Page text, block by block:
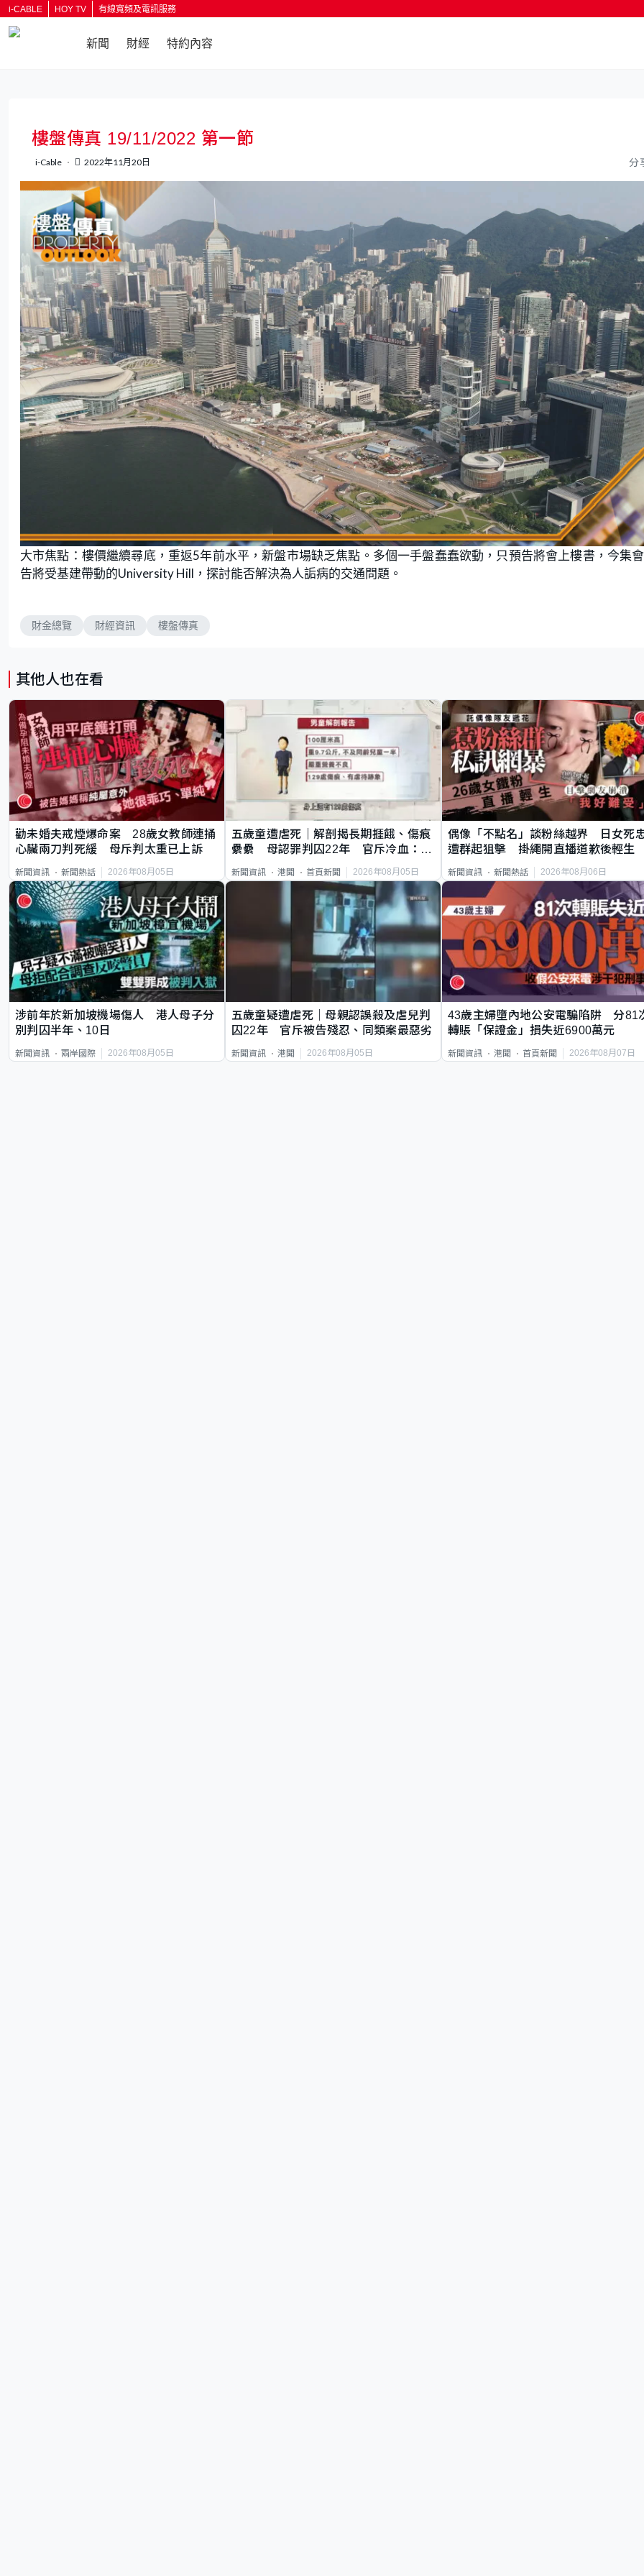
i-CABLE HOY TV 有線寬頻及電訊服務
新聞 財經 特約內容
樓盤傳真 19/11/2022 第一節
i-Cable 2022年11月20日 分
大市焦點：樓價繼續尋底，重返5年前水平，新盤市場缺乏焦點。多個一手盤蠢蠢欲動，只預告將會上樓書，今集
告將受基建帶動的University Hill，探討能否解決為人詬病的交通問題。
財金總覽 財經資訊 樓盤傳真
其他人也在看
勸未婚夫戒煙爆命案 28歲女教師連捅
心臟兩刀判死緩 母斥判太重已上訴
新聞資訊 新聞熱話 2026年08月05日
五歲童遭虐死｜解剖揭長期捱餓、傷痕
纍纍 母認罪判囚22年 官斥冷血：同
新聞資訊 港聞 首頁新聞 2026年08月05日
偶像「不點名」談粉絲越界 日女死
遭群起狙擊 掛繩開直播道歉後輕生
新聞資訊 新聞熱話 2026年08月06日
涉前年於新加坡機場傷人 港人母子分
別判囚半年、10日
新聞資訊 兩岸國際 2026年08月05日
五歲童疑遭虐死｜母親認誤殺及虐兒判
囚22年 官斥被告殘忍、同類案最惡劣
新聞資訊 港聞 2026年08月05日
43歲主婦墮內地公安電騙陷阱 分81
轉賬「保證金」損失近6900萬元
新聞資訊 港聞 首頁新聞 2026年08月07日